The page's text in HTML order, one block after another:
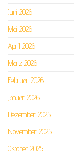
Juni 2026
Mai 2026
April 2026
März 2026
Februar 2026
Januar 2026
Dezember 2025
November 2025
Oktober 2025